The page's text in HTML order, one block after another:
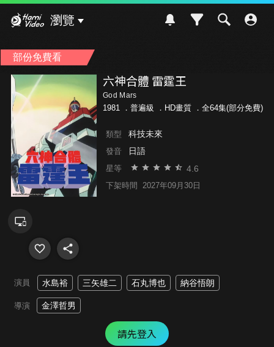
瀏覽
部份免費看
六神合體 雷霆王
God Mars
1981 ． 普遍級 ．HD畫質 ．全64集(部分免費)
類型 科技未來
發音 日語
星等 4.6
下架時間 2027年09月30日
演員 水島裕 三矢雄二 石丸博也 納谷悟朗
導演 金澤哲男
請先登入